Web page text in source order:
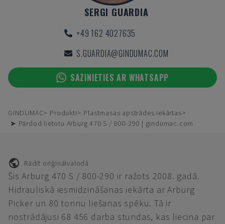
SERGI GUARDIA
+49 162 4027635
S.GUARDIA@GINDUMAC.COM
SAZINIETIES AR WHATSAPP
GINDUMAC Produkti
Plastmasas apstrādes iekārtas
➤ Pārdod lietotu Arburg 470 S / 800-290 | gindumac.com
Rādīt oriģinālvalodā
Šis Arburg 470 S / 800-290 ir ražots 2008. gadā.
Hidrauliskā iesmidzināšanas iekārta ar Arburg
Picker un 80 tonnu liešanas spēku. Tā ir
nostrādājusi 68 456 darba stundas, kas liecina par